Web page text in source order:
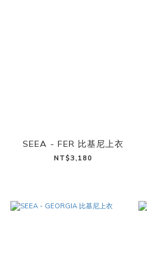
SEEA - FER 比基尼上衣
NT$3,180